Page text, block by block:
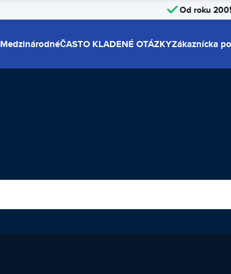
Od roku
MedzinárodnéČASTO KLADENÉ OTÁZKYZákaznícka